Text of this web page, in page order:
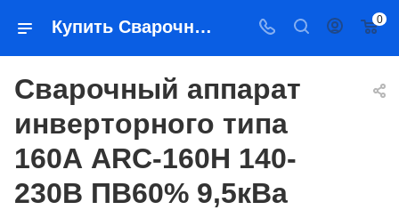
Купить Сварочный аппарат инверторного типа 160А ARC-160H 140-230В ПВ60% 9,5кВа электрод 1-3,2мм 400х160х280 в Якутске — цена, характеристики, подбор | Востоктехторг 0
Сварочный аппарат
инверторного типа
160А ARC-160H 140-
230В ПВ60% 9,5кВа